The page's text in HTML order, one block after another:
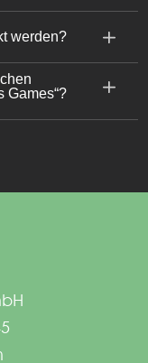
werden?
Games“?